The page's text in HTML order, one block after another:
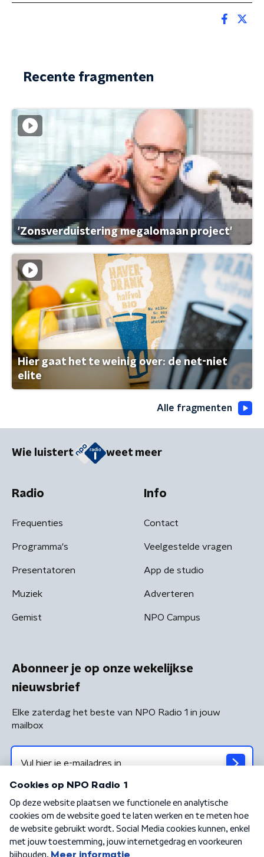
Recente fragmenten
'Zonsverduistering megalomaan project'
Hier gaat het te weinig over: de net-niet
elite
Alle fragmenten
Wie luistert weet meer
Radio
Frequenties
Programma's
Presentatoren
Muziek
Gemist
Info
Contact
Veelgestelde vragen
App de studio
Adverteren
NPO Campus
Abonneer je op onze wekelijkse
nieuwsbrief
Elke zaterdag het beste van NPO Radio 1 in jouw
mailbox
Algemene voorwaarden Privacybeleid